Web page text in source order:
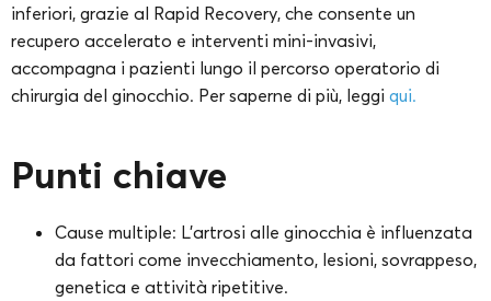
inferiori, grazie al Rapid Recovery, che consente un
recupero accelerato e interventi mini-invasivi,
accompagna i pazienti lungo il percorso operatorio di
chirurgia del ginocchio. Per saperne di più, leggi qui.
Punti chiave
Cause multiple: L’artrosi alle ginocchia è influenzata
da fattori come invecchiamento, lesioni, sovrappeso,
genetica e attività ripetitive.